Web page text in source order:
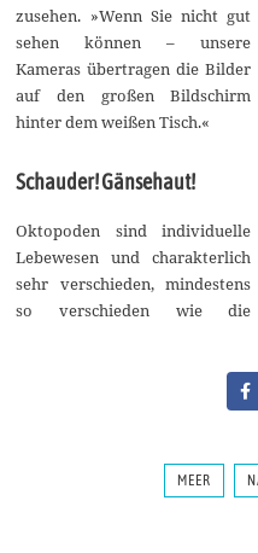
zusehen. »Wenn Sie nicht gut
sehen können – unsere
Kameras übertragen die Bilder
auf den großen Bildschirm
hinter dem weißen Tisch.«
Schauder! Gänsehaut!
Oktopoden sind individuelle
Lebewesen und charakterlich
sehr verschieden, mindestens
so verschieden wie die
MEER